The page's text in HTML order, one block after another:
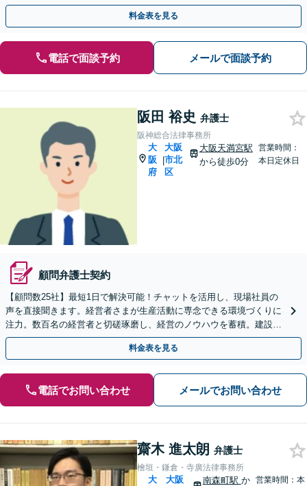
引先のトラブル、債権回収等につき豊富な対応実績
料金表を見る
電話で面談予約 メールで面談予約
阪田 裕史 弁護士
阪神総合法律事務所
大
阪
府
|
大阪
市北
区
大阪天満宮駅
から徒歩0分
営業時間：
本日定休日
顧問弁護士契約
【顧問数25社】最短1日で解決可能！チャットを活用し、現場社員の
声を直接聞きます。経営者さまが生産活動に専念できる環境づくりに
注力。数百名の経営者と切磋琢磨し、経営のノウハウを蓄積。建設・I
T業界を中心に多数の対応実績あり【休日・夜間対応】
料金表を見る
電話でお問い合わせ メールでお問い合わせ
齋木 進太朗 弁護士
檜垣・鎌倉・寺廣法律事務所
大
大阪
南森町駅 か 営業時間：本